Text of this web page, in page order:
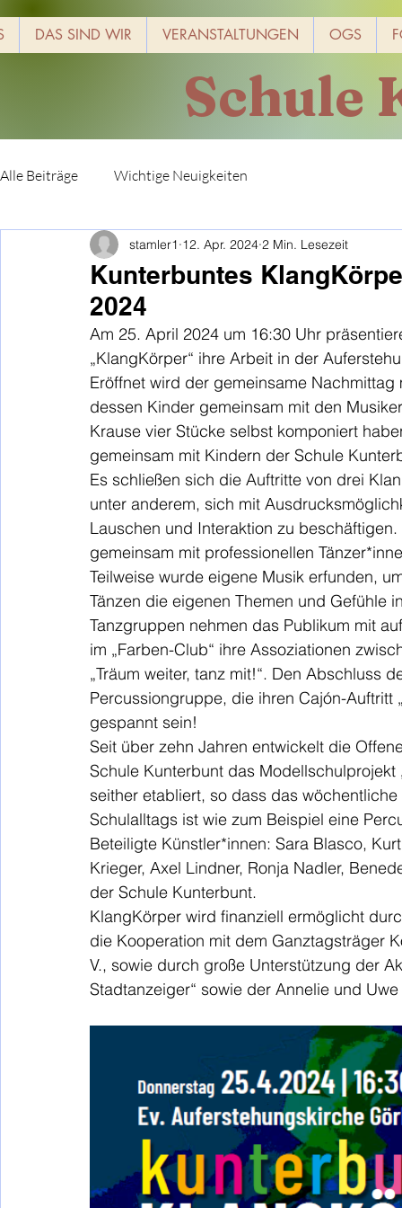
DAS SIND WIR VERANSTALTUNGEN OGS
Schule
Alle Beiträge Wichtige Neuigkeiten
Kunterbuntes
2024
stamler1 12. Apr. 2024 2 Min. Lesezeit
Am 25. April 2024 um 16:30 Uhr
„KlangKörper“ ihre Arbeit in der
Eröffnet wird der gemeinsame
dessen Kinder gemeinsam mit den
Krause vier Stücke selbst komponiert
gemeinsam mit Kindern der Schule
Es schließen sich die Auftritte von drei
unter anderem, sich mit
Lauschen und Interaktion zu
gemeinsam mit professionellen
Teilweise wurde eigene Musik erfunden,
Tänzen die eigenen Themen und Gefühle
Tanzgruppen nehmen das Publikum mit
im „Farben-Club“ ihre Assoziationen
„Träum weiter, tanz mit!“. Den Abschluss
Percussiongruppe, die ihren Cajón-
gespannt sein!
Seit über zehn Jahren entwickelt die
Schule Kunterbunt das
seither etabliert, so dass das
Schulalltags ist wie zum Beispiel eine
Beteiligte Künstler*innen: Sara Blasco,
Krieger, Axel Lindner, Ronja Nadler,
der Schule Kunterbunt.
KlangKörper wird finanziell ermöglicht
die Kooperation mit dem Ganztagsträger
V., sowie durch große Unterstützung der
Stadtanzeiger“ sowie der Annelie und